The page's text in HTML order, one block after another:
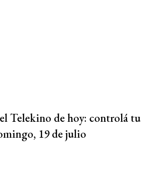
Telekino de hoy: controlá tu
19 de julio